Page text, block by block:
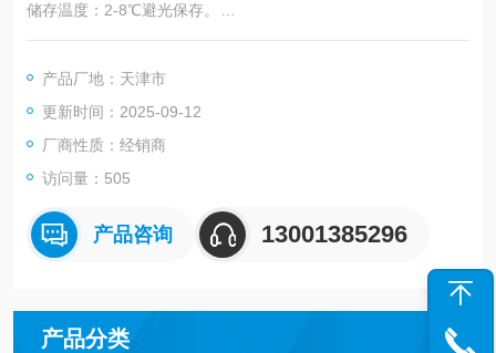
储存温度：2-8℃避光保存。
产品有效期：24个月。
产品厂地：天津市
更新时间：2025-09-12
厂商性质：经销商
访问量：505
产品咨询 13001385296
产品分类